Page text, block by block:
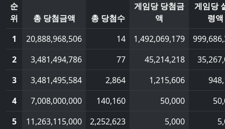
순
위
총 당첨금액 총 당첨수
게임당 당첨금
액
게임당
령액
1
20,888,968,506 14 1,492,069,179
2
3,481,494,786 77 45,214,218
3
3,481,495,584 2,864 1,215,606
4
7,008,000,000 140,160 50,000
5
11,263,115,000 2,252,623 5,000